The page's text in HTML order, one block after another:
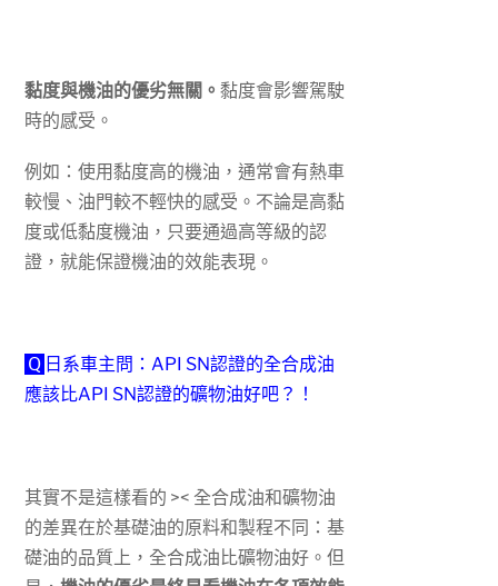
黏度與機油的優劣無關。黏度會影響駕駛
時的感受。
例如：使用黏度高的機油，通常會有熱車
較慢、油門較不輕快的感受。不論是高黏
度或低黏度機油，只要通過高等級的認
證，就能保證機油的效能表現。
Q 日系車主問：API SN認證的全合成油
應該比API SN認證的礦物油好吧？！
其實不是這樣看的 >< 全合成油和礦物油
的差異在於基礎油的原料和製程不同：基
礎油的品質上，全合成油比礦物油好。但